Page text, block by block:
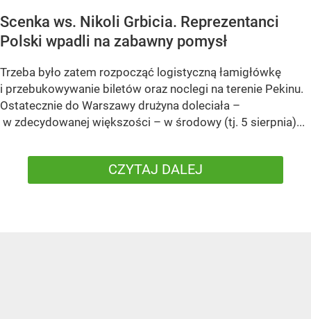
Scenka ws. Nikoli Grbicia. Reprezentanci
Polski wpadli na zabawny pomysł
Trzeba było zatem rozpocząć logistyczną łamigłówkę
i przebukowywanie biletów oraz noclegi na terenie Pekinu.
Ostatecznie do Warszawy drużyna doleciała –
w zdecydowanej większości – w środowy (tj. 5 sierpnia)...
CZYTAJ DALEJ